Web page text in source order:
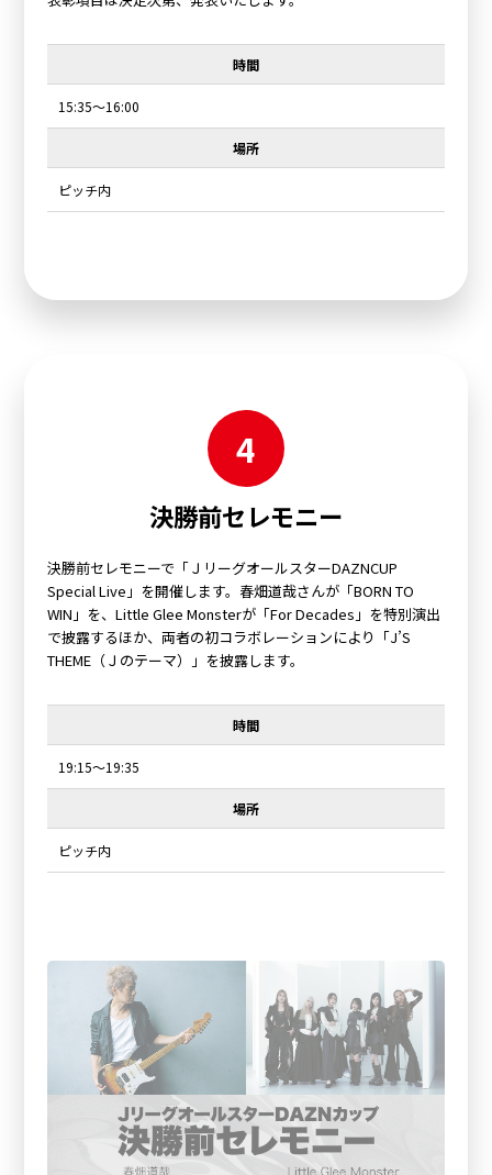
時間
15:35～16:00
場所
ピッチ内
4
決勝前セレモニー
決勝前セレモニーで「ＪリーグオールスターDAZNCUP
Special Live」を開催します。春畑道哉さんが「BORN TO
WIN」を、Little Glee Monsterが「For Decades」を特別演出
で披露するほか、両者の初コラボレーションにより「J’S
THEME（Ｊのテーマ）」を披露します。
時間
19:15～19:35
場所
ピッチ内